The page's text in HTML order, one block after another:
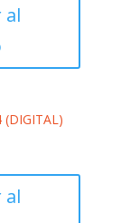
al
(DIGITAL)
al